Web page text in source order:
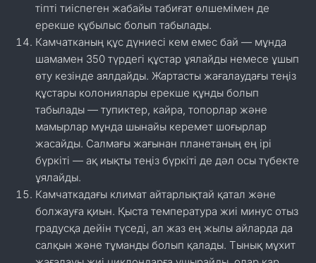
тіпті тиіспеген жабайы табиғат өлшемімен де
ерекше құбылыс болып табылады.
Камчатканың құс дүниесі кем емес бай — мұнда
шамамен 350 түрдегі құстар ұялайды немесе ұшып
өту кезінде аялдайды. Жартасты жағалаудағы теңіз
құстары колониялары ерекше құнды болып
табылады — тупиктер, кайра, топорлар және
мамырлар мұнда шынайы керемет шоғырлар
жасайды. Салмағы жағынан планетаның ең ірі
бүркіті — ақ иықты теңіз бүркіті де дәл осы түбекте
ұялайды.
Камчаткадағы климат айтарлықтай қатал және
болжауға қиын. Қыста температура жиі минус отыз
градусқа дейін түседі, ал жаз ең жылы айларда да
салқын және тұманды болып қалады. Тынық мұхит